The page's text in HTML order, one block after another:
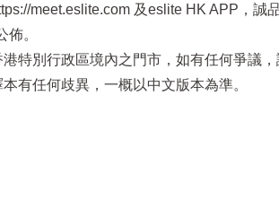
meet.eslite.com 及eslite HK APP，
。
特別行政區境內之門市，如有任何爭議，
有任何歧異，一概以中文版本為準。